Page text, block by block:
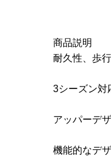
商品説明
耐久性、歩
3シーズン対
アッパーデ
機能的なデ